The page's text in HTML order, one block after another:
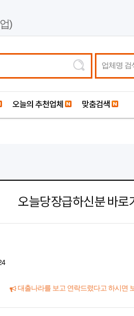
)
업체명 검
오늘의 추천업체 맞춤검색
오늘당장급하신분 바로
대출나라를 보고 연락드렸다고 하시면